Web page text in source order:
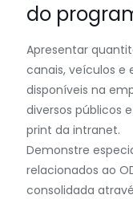
do
Apresentar
canais, veículos e
disponíveis na
diversos públicos
print da intranet.
Demonstre
relacionados ao
consolidada